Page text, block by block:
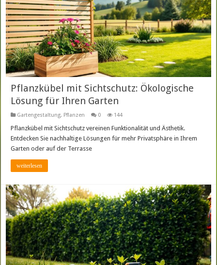
Pflanzkübel mit Sichtschutz: Ökologische
Lösung für Ihren Garten
Gartengestaltung, Pflanzen 0 144
Pflanzkübel mit Sichtschutz vereinen Funktionalität und Ästhetik.
Entdecken Sie nachhaltige Lösungen für mehr Privatsphäre in Ihrem
Garten oder auf der Terrasse
weiterlesen